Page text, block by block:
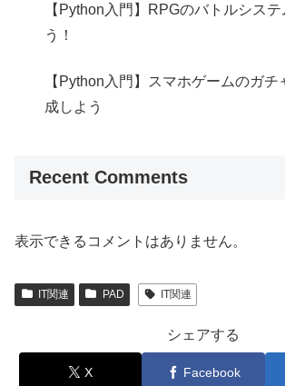
【Python入門】RPGのバトルシス
う！
【Python入門】スマホゲームのガ
成しよう
Recent Comments
表示できるコメントはありません。
IT関連 PAD IT関連
シェアする
X Facebook